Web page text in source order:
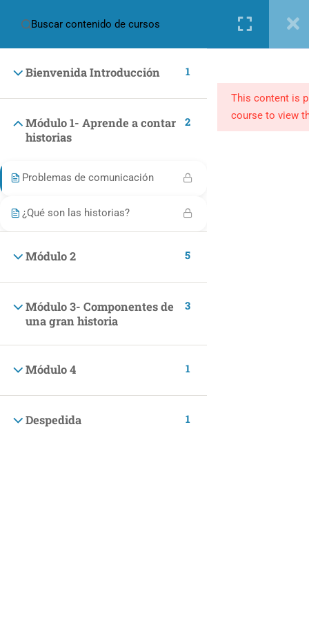
Iniciar sesión
Bienvenida Introducción 1
Módulo 1- Aprende a contar
historias
2
Problemas de comunicación
¿Qué son las historias?
Módulo 2 5
Módulo 3- Componentes de
una gran historia
3
Módulo 4 1
Despedida 1
This content is
course to view
ventas@makingpeople.com.co
Marketing y Negocios
Finanzas
Desarrollo Personal
Estilo de Vida
Cocina y Pastelería Saludable